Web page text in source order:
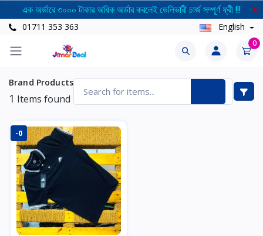
এক অর্ডারে ৩০০০ টাকার অধিক অর্ডার করলেই ডেলিভারী চার্জ সম্পূর্ণ ফ্রী !!! X
01711 353 363 English
0
Brand Products
1 Items found
-0